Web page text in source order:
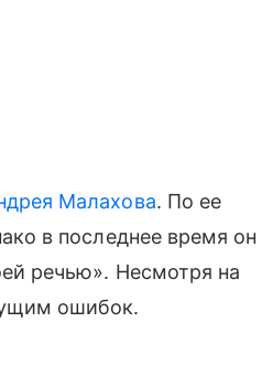
Малахова. По ее
в последнее время он
речью». Несмотря на
ошибок.